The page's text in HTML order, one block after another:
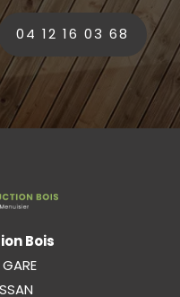
04 12 16 03 68
Bois